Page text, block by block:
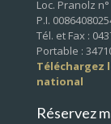
Loc. Pranolz
P.I.
Tél. et Fax :
Portable :
Téléchargez
national
Réservez